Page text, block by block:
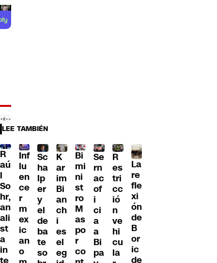
LEE TAMBIÉN
R
aú
l
So
hr,
an
ali
st
a
in
te
Inf
lu
en
ce
r
m
ex
ic
an
o
Sc
ha
lp
er
y
el
de
ba
te
so
K
ar
im
Bi
an
ch
i
es
el
eg
Bi
mi
ni
st
ro
M
as
po
r
co
Se
rn
ac
of
i
ci
a
a
Bi
pa
R
es
tri
cc
ió
n
ve
hi
cu
la
La
re
fle
xi
ón
de
B
or
ic
de